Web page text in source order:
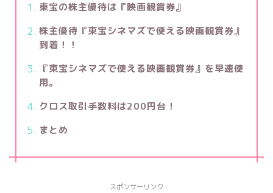
東宝の株主優待は『映画観賞券』
株主優待『東宝シネマズで使える映画観賞券』
到着！！
『東宝シネマズで使える映画観賞券』を早速使
用。
クロス取引手数料は200円台！
まとめ
スポンサーリンク